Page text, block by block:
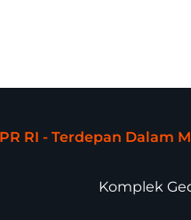
RI - Terdepan
Komplek